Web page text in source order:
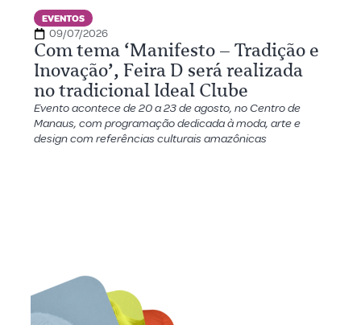
EVENTOS
09/07/2026
Com tema ‘Manifesto – Tradição e
Inovação’, Feira D será realizada
no tradicional Ideal Clube
Evento acontece de 20 a 23 de agosto, no Centro de
Manaus, com programação dedicada à moda, arte e
design com referências culturais amazônicas